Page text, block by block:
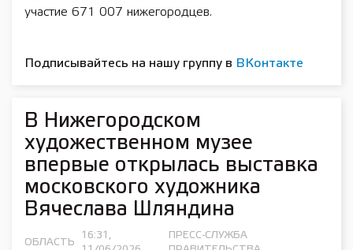
участие 671 007 нижегородцев.
Подписывайтесь на нашу группу в ВКонтакте
В Нижегородском
художественном музее
впервые открылась выставка
московского художника
Вячеслава Шляндина
ОБЛАСТЬ
16:31,
ПРЕСС-СЛУЖБА